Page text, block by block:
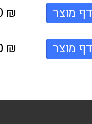
₪ דף מוצר
₪ דף מוצר